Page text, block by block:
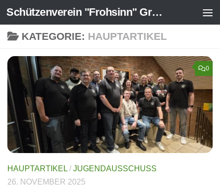
Zum Inhalt springen Schützenverein "Frohsinn" Greven-Ost 1925 e.V.
KATEGORIE: HAUPTARTIKEL
0
HAUPTARTIKEL / JUGENDAUSSCHUSS
26. NOVEMBER 2025